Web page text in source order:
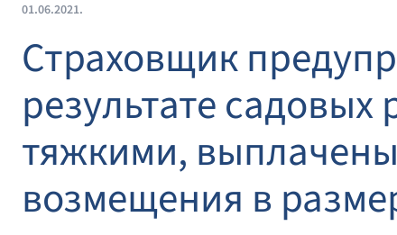
01.06.2021.
Страховщик
результате
тяжкими,
возмещения в